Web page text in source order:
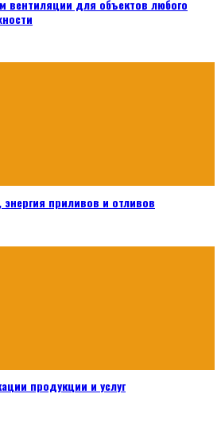
вентиляции для объектов любого
приливов и отливов
продукции и услуг